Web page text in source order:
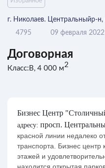
г. Николаев. Центральныйр-
4795
09 февраля 2022
Договорная
Класс:B, 4 000 м2
Бизнес Центр
адресу: просп.
красной линии недалеко
транспорта. Бизнес центр
этажей и